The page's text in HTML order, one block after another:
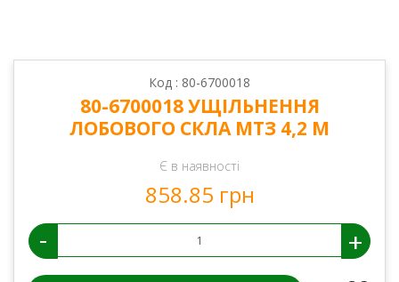
Код : 80-6700018
80-6700018 УЩІЛЬНЕННЯ
ЛОБОВОГО СКЛА МТЗ 4,2 М
Є в наявності
858.85 грн
- +